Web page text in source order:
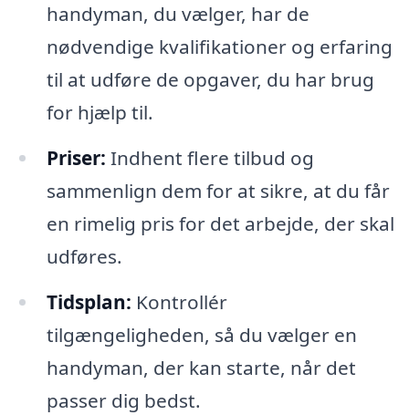
handyman, du vælger, har de
nødvendige kvalifikationer og erfaring
til at udføre de opgaver, du har brug
for hjælp til.
Priser: Indhent flere tilbud og
sammenlign dem for at sikre, at du får
en rimelig pris for det arbejde, der skal
udføres.
Tidsplan: Kontrollér
tilgængeligheden, så du vælger en
handyman, der kan starte, når det
passer dig bedst.